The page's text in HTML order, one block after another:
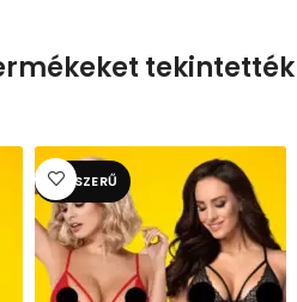
tekintették
NÉPSZERŰ